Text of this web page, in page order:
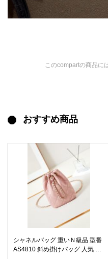
このcompartの商品に
おすすめ商品
シャネルバッグ 重いＮ級品 型番
AS4810 斜め掛けバッグ 人気 青